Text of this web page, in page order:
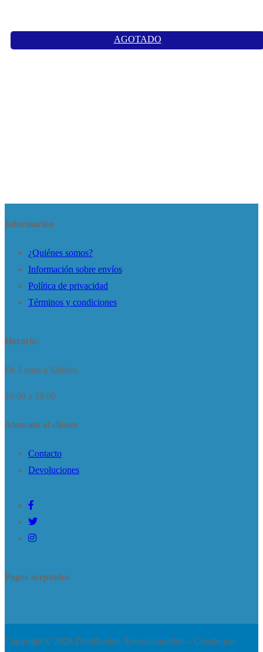
AGOTADO
Información
¿Quiénes somos?
Información sobre envíos
Política de privacidad
Términos y condiciones
Horario:
De Lunes a Sábado
10:00 a 18:00
Atención al cliente
Contacto
Devoluciones
Pagos aceptados
Copyright © 2026 Distribucion Americanmarket – Creado por